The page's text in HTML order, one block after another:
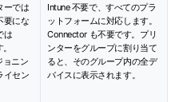
ーでは
要にな
は
ョニン
イセン
Intune 不要で、すべてのプラ
ットフォームに対応します。
Connector も不要です。プリ
ンターをグループに割り当て
ると、そのグループ内の全デ
バイスに表示されます。